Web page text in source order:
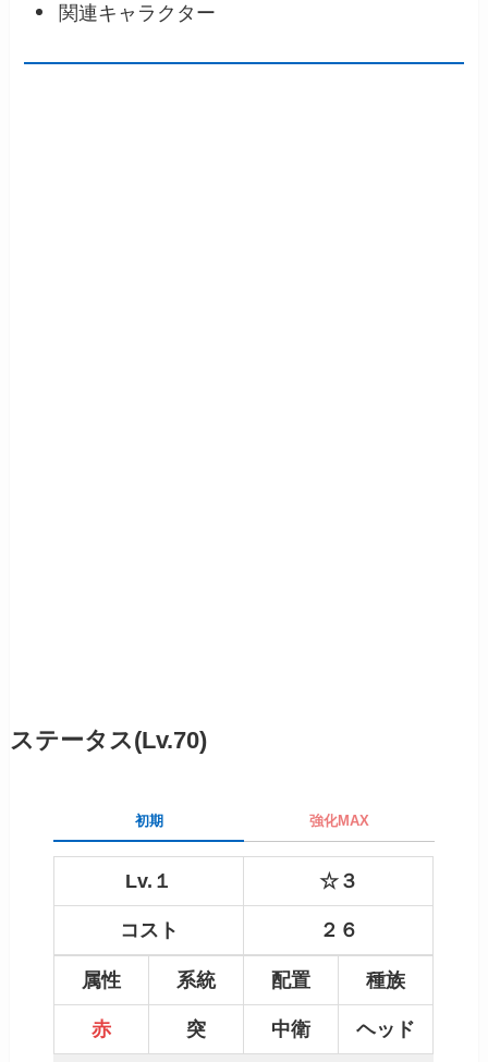
関連キャラクター
ステータス(Lv.70)
初期 強化MAX
Lv.１ ☆３
コスト ２６
属性 系統 配置 種族
赤 突 中衛 ヘッド